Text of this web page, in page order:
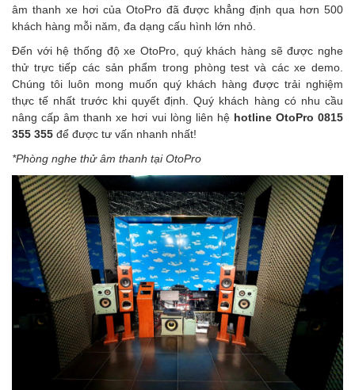
âm thanh xe hơi của OtoPro đã được khẳng định qua hơn 500
khách hàng mỗi năm, đa dạng cấu hình lớn nhỏ.
Đến với hệ thống độ xe OtoPro, quý khách hàng sẽ được nghe
thử trực tiếp các sản phẩm trong phòng test và các xe demo.
Chúng tôi luôn mong muốn quý khách hàng được trải nghiệm
thực tế nhất trước khi quyết định. Quý khách hàng có nhu cầu
nâng cấp âm thanh xe hơi vui lòng liên hệ hotline OtoPro 0815
355 355 để được tư vấn nhanh nhất!
*Phòng nghe thử âm thanh tại OtoPro